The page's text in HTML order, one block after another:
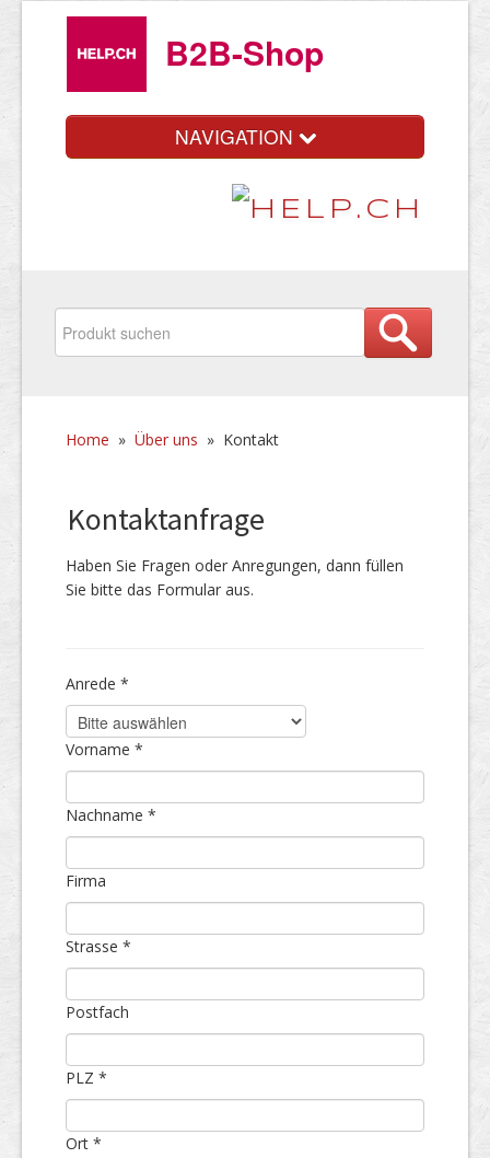
B2B-Shop
NAVIGATION
Home » Über uns » Kontakt
Kontaktanfrage
Haben Sie Fragen oder Anregungen, dann füllen
Sie bitte das Formular aus.
Anrede *
Vorname *
Nachname *
Firma
Strasse *
Postfach
PLZ *
Ort *